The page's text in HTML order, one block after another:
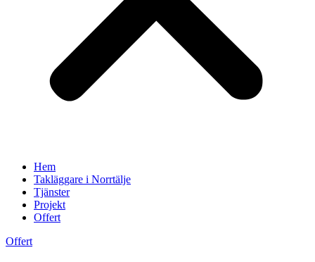
Hem
Takläggare i Norrtälje
Tjänster
Projekt
Offert
Offert